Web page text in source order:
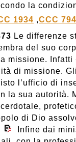
la
1934 ,CCC 794
Le differenze
del suo
missione. Infatti
di missione.
l’ufficio di
la sua autorità.
di Dio
Infine dai